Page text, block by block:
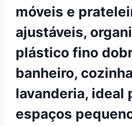
móveis e
ajustáveis,
plástico fino
banheiro,
lavanderia, ideal
espaços